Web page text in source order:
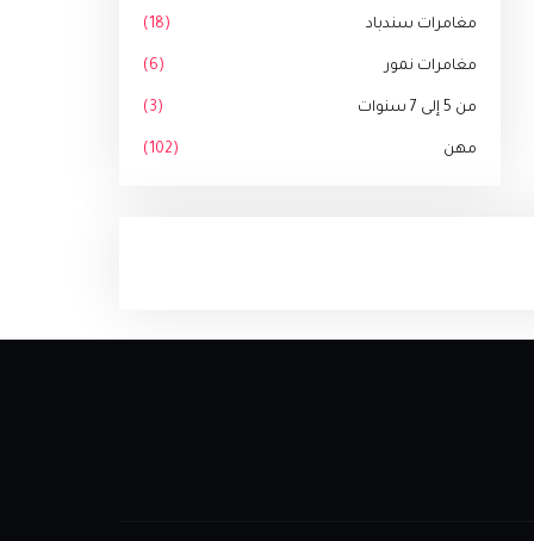
مغامرات سندباد (18)
مغامرات نمور (6)
من 5 إلى 7 سنوات (3)
مهن (102)